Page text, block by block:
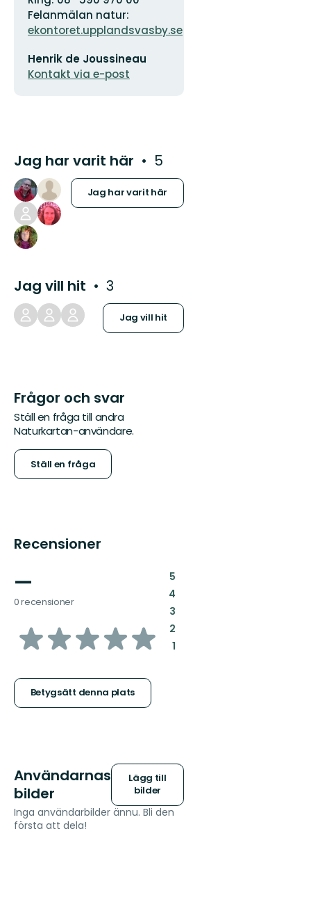
Felanmälan natur:
ekontoret.upplandsvasby.se
postadress
Henrik de Joussineau
Kontakt via e-post
Jag har varit här 5
Jag har varit här
Jag vill hit 3
Jag vill hit
Frågor och svar
Ställ en fråga till andra
Naturkartan-användare.
Ställ en fråga
Recensioner
—
0 recensioner
av
stjärnor
Betygsätt denna plats
5:
4:
3:
2:
1:
Användarnas
bilder
Lägg till
bilder
Inga användarbilder ännu. Bli den
första att dela!